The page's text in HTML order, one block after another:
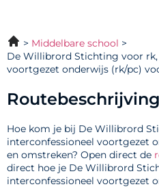
Middelbare school
De Willibrord Stichting voor
voortgezet onderwijs (rk/pc)
Routebeschrijving
Hoe kom je bij De Willibrord
interconfessioneel voortgezet
en omstreken? Open direct de
direct hoe je De Willibrord
interconfessioneel voortgezet